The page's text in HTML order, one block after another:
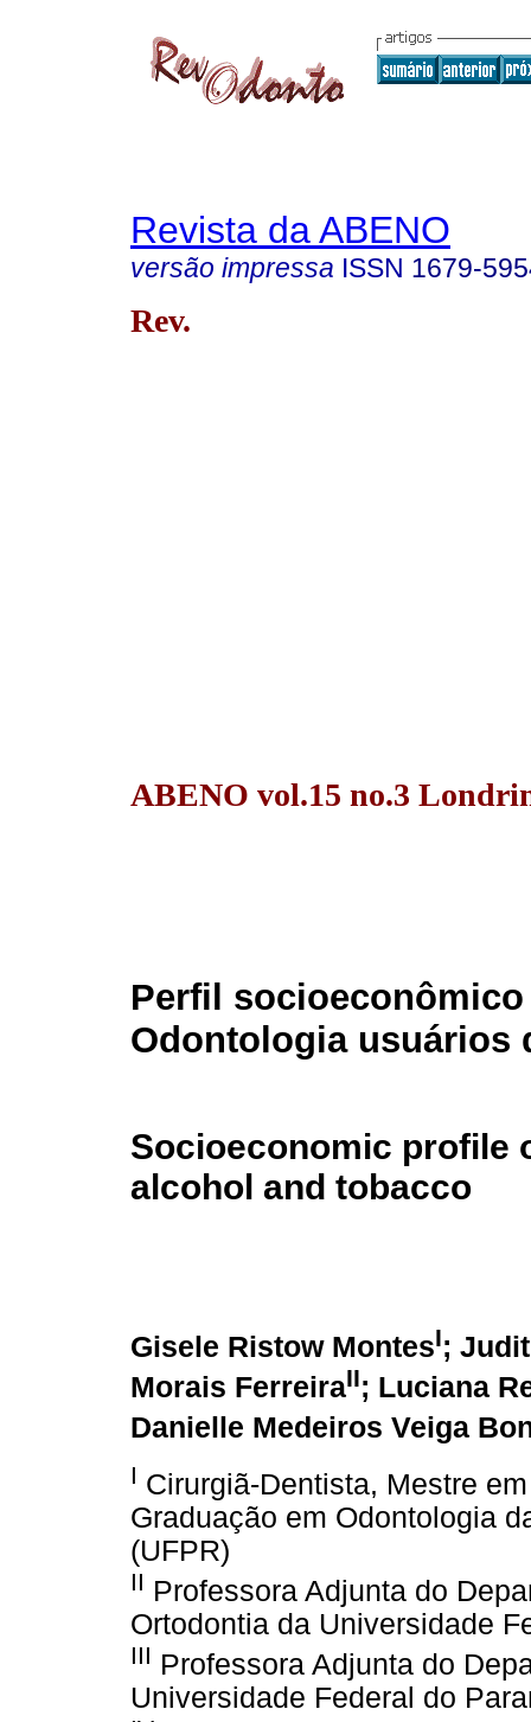
Revista da ABENO
versão impressa ISSN 1679-
Rev.
ABENO vol.15 no.3
Perfil
Odontologia usuários
Socioeconomic profile
alcohol and tobacco
Gisele Ristow MontesI;
Morais FerreiraII; Luciana
Danielle Medeiros Veiga
I Cirurgiã-Dentista, Mestre
Graduação em Odontologia
(UFPR)
II Professora Adjunta do
Ortodontia da Universidade
III Professora Adjunta do
Universidade Federal do